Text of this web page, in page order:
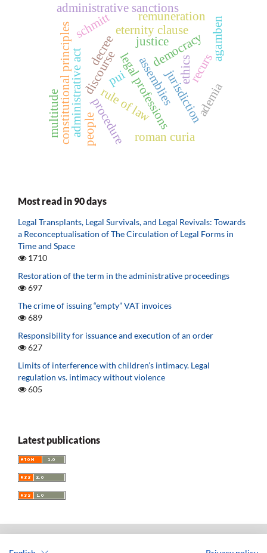
ethics
legal professions
discourse jurisdiction
recurs
roman curia
decree
administrative actprocedure
democracy
rule of law
eternity clause
constitutional principles assemblies
agamben
ademia
people
multitude
schmitt
administrative sanctions
remuneration
pui
justice
Most read in 90 days
Legal Transplants, Legal Survivals, and Legal Revivals: Towards
a Reconceptualisation of The Circulation of Legal Forms in
Time and Space
1710
Restoration of the term in the administrative proceedings
697
The crime of issuing “empty” VAT invoices
689
Responsibility for issuance and execution of an order
627
Limits of interference with children’s intimacy. Legal
regulation vs. intimacy without violence
605
Latest publications